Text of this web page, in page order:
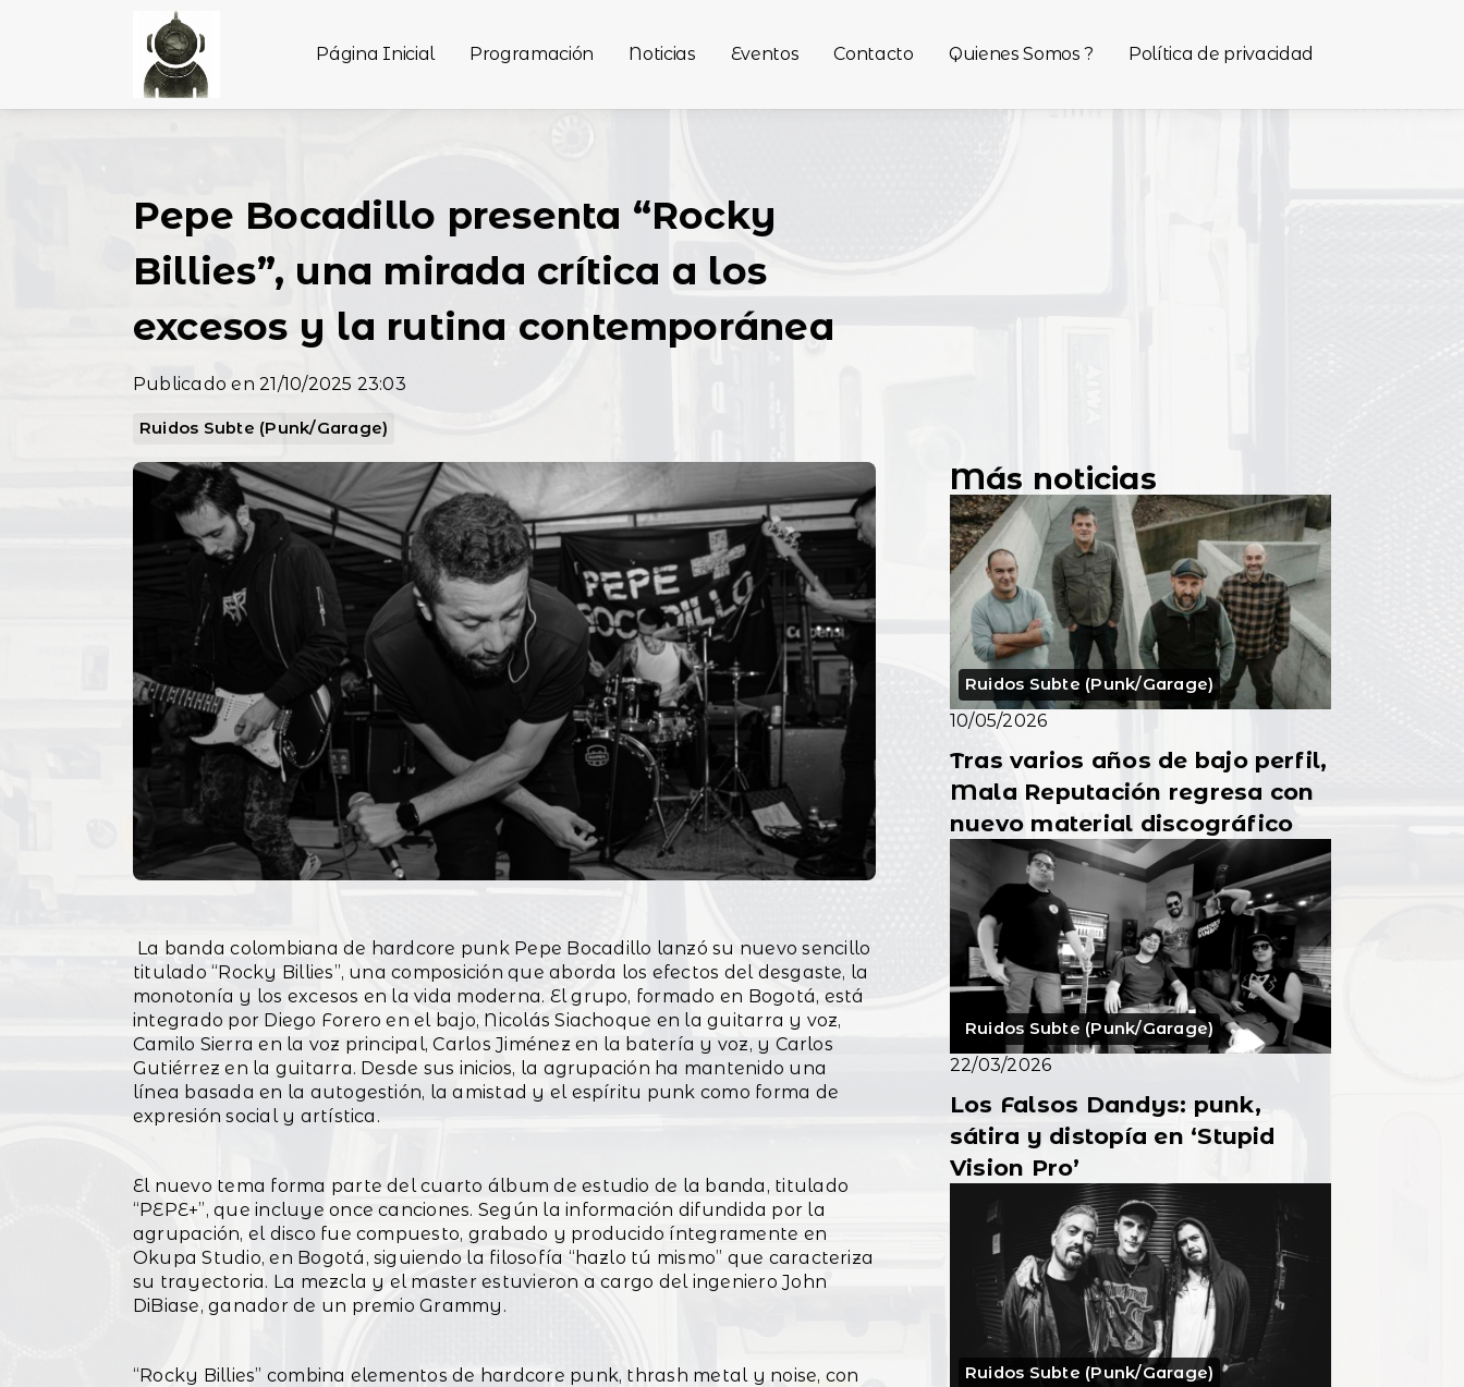
Página Inicial Programación Noticias Eventos Contacto Quienes Somos ? Política de privacidad
Pepe Bocadillo presenta “Rocky
Billies”, una mirada crítica a los
excesos y la rutina contemporánea
Publicado en 21/10/2025 23:03
Ruidos Subte (Punk/Garage)
La banda colombiana de hardcore punk Pepe Bocadillo lanzó su nuevo sencillo
titulado “Rocky Billies”, una composición que aborda los efectos del desgaste, la
monotonía y los excesos en la vida moderna. El grupo, formado en Bogotá, está
integrado por Diego Forero en el bajo, Nicolás Siachoque en la guitarra y voz,
Camilo Sierra en la voz principal, Carlos Jiménez en la batería y voz, y Carlos
Gutiérrez en la guitarra. Desde sus inicios, la agrupación ha mantenido una
línea basada en la autogestión, la amistad y el espíritu punk como forma de
expresión social y artística.
El nuevo tema forma parte del cuarto álbum de estudio de la banda, titulado
“PEPE+”, que incluye once canciones. Según la información difundida por la
agrupación, el disco fue compuesto, grabado y producido íntegramente en
Okupa Studio, en Bogotá, siguiendo la filosofía “hazlo tú mismo” que caracteriza
su trayectoria. La mezcla y el master estuvieron a cargo del ingeniero John
DiBiase, ganador de un premio Grammy.
“Rocky Billies” combina elementos de hardcore punk, thrash metal y noise, con
Más noticias
Ruidos Subte (Punk/Garage)
10/05/2026
Tras varios años de bajo perfil,
Mala Reputación regresa con
nuevo material discográfico
Ruidos Subte (Punk/Garage)
22/03/2026
Los Falsos Dandys: punk,
sátira y distopía en ‘Stupid
Vision Pro’
Ruidos Subte (Punk/Garage)